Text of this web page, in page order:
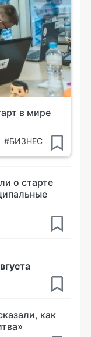
в мире
#БИЗНЕС
о старте
как